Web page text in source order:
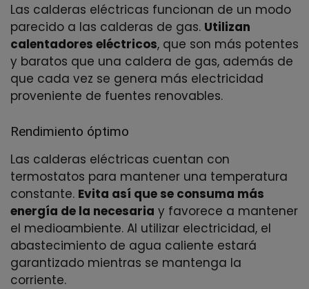
Las calderas eléctricas funcionan de un modo
parecido a las calderas de gas. Utilizan
calentadores eléctricos, que son más potentes
y baratos que una caldera de gas, además de
que cada vez se genera más electricidad
proveniente de fuentes renovables.
Rendimiento óptimo
Las calderas eléctricas cuentan con
termostatos para mantener una temperatura
constante. Evita así que se consuma más
energía de la necesaria y favorece a mantener
el medioambiente. Al utilizar electricidad, el
abastecimiento de agua caliente estará
garantizado mientras se mantenga la
corriente.